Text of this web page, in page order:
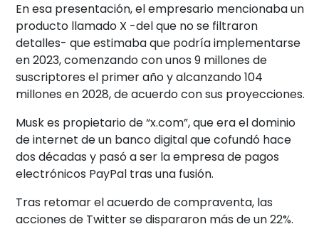
En esa presentación, el empresario mencionaba un
producto llamado X -del que no se filtraron
detalles- que estimaba que podría implementarse
en 2023, comenzando con unos 9 millones de
suscriptores el primer año y alcanzando 104
millones en 2028, de acuerdo con sus proyecciones.
Musk es propietario de “x.com”, que era el dominio
de internet de un banco digital que cofundó hace
dos décadas y pasó a ser la empresa de pagos
electrónicos PayPal tras una fusión.
Tras retomar el acuerdo de compraventa, las
acciones de Twitter se dispararon más de un 22%.